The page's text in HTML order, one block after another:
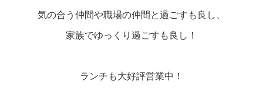
気の合う仲間や職場の仲間と過ごすも良し、
家族でゆっくり過ごすも良し！
ランチも大好評営業中！